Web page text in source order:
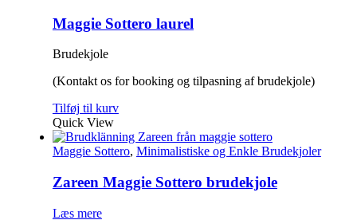
Maggie Sottero laurel
Brudekjole
(Kontakt os for booking og tilpasning af brudekjole)
Tilføj til kurv
Quick View
Maggie Sottero, Minimalistiske og Enkle Brudekjoler
Zareen Maggie Sottero brudekjole
Læs mere